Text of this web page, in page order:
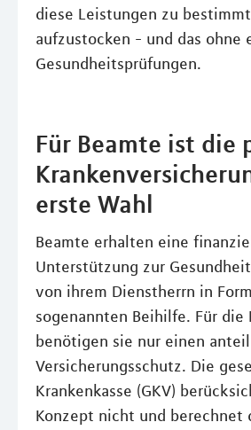
diese Leistungen zu
aufzustocken - und das ohne
Gesundheitsprüfungen.
Für Beamte ist die
erste Wahl
Beamte erhalten eine
Unterstützung zur
von ihrem Dienstherrn in
sogenannten Beihilfe. Für die
benötigen sie nur einen
Versicherungsschutz. Die
Krankenkasse (GKV)
Konzept nicht und berechnet